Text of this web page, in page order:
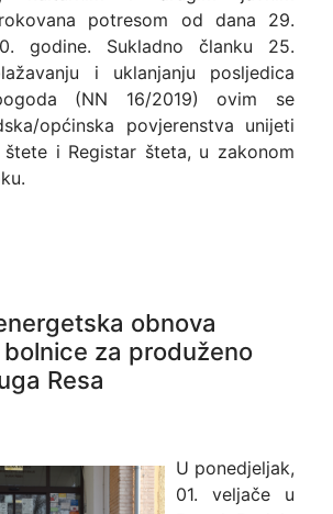
potresom od dana 29.
godine. Sukladno članku 25.
i uklanjanju posljedica
(NN 16/2019) ovim se
općinska povjerenstva unijeti
i Registar šteta, u zakonom
obnova
za produženo
Resa
U ponedjeljak,
01. veljače u